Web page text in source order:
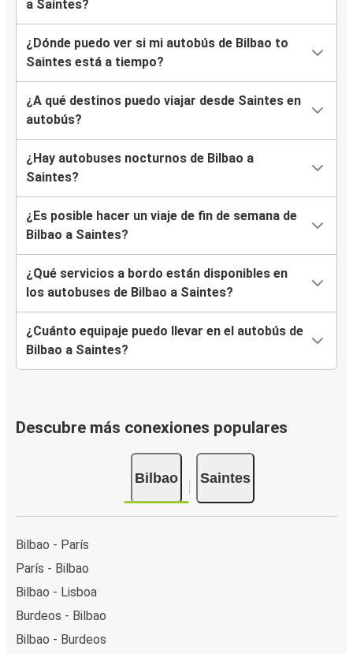
a Saintes?
¿Dónde puedo ver si mi autobús de Bilbao to
Saintes está a tiempo?
¿A qué destinos puedo viajar desde Saintes en
autobús?
¿Hay autobuses nocturnos de Bilbao a
Saintes?
¿Es posible hacer un viaje de fin de semana de
Bilbao a Saintes?
¿Qué servicios a bordo están disponibles en
los autobuses de Bilbao a Saintes?
¿Cuánto equipaje puedo llevar en el autobús de
Bilbao a Saintes?
Descubre más conexiones populares
Bilbao Saintes
Bilbao - París
París - Bilbao
Bilbao - Lisboa
Burdeos - Bilbao
Bilbao - Burdeos